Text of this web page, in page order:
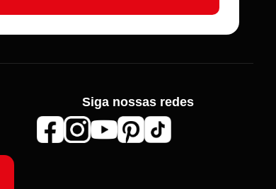
Roma Aviamentos
Siga nossas redes